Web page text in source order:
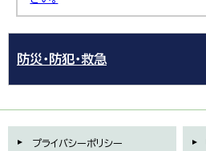
防災・防犯・救急
プライバシーポリシー